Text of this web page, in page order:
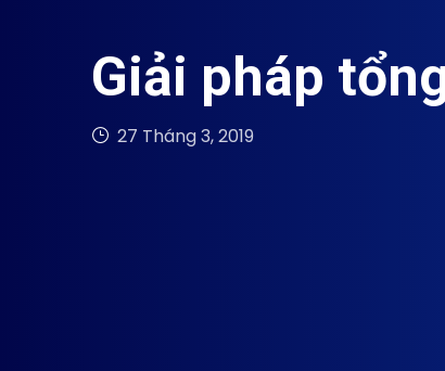
Giải pháp
27 Tháng 3, 2019